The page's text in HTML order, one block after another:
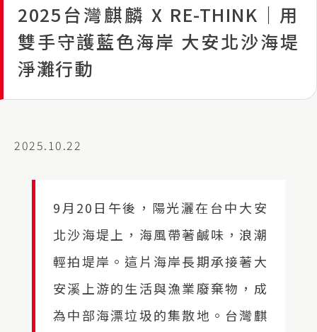
2025台灣麒麟 X RE-THINK｜用
雙手守護藍色海岸 大安北沙海堤
淨灘行動
2025.10.22
9月20日午後，陽光灑在台中大安
北沙海堤上，海風帶著鹹味，浪潮
輕拍堤岸。這片海岸長期承接著大
安溪上游的生活與漁業廢棄物，成
為中部海漂垃圾的集散地。台灣麒